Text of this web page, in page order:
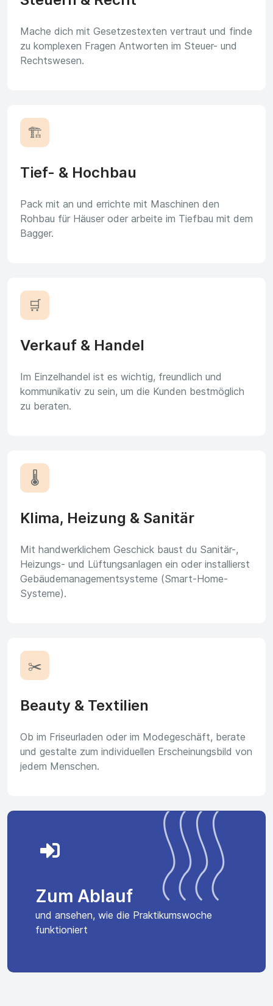
Mache dich mit Gesetzestexten vertraut und finde
zu komplexen Fragen Antworten im Steuer- und
Rechtswesen.
🏗️
Tief- & Hochbau
Pack mit an und errichte mit Maschinen den
Rohbau für Häuser oder arbeite im Tiefbau mit dem
Bagger.
🛒
Verkauf & Handel
Im Einzelhandel ist es wichtig, freundlich und
kommunikativ zu sein, um die Kunden bestmöglich
zu beraten.
🌡️
Klima, Heizung & Sanitär
Mit handwerklichem Geschick baust du Sanitär-,
Heizungs- und Lüftungsanlagen ein oder installierst
Gebäudemanagementsysteme (Smart-Home-
Systeme).
✂️
Beauty & Textilien
Ob im Friseurladen oder im Modegeschäft, berate
und gestalte zum individuellen Erscheinungsbild von
jedem Menschen.
Zum Ablauf
und ansehen, wie die Praktikumswoche
funktioniert